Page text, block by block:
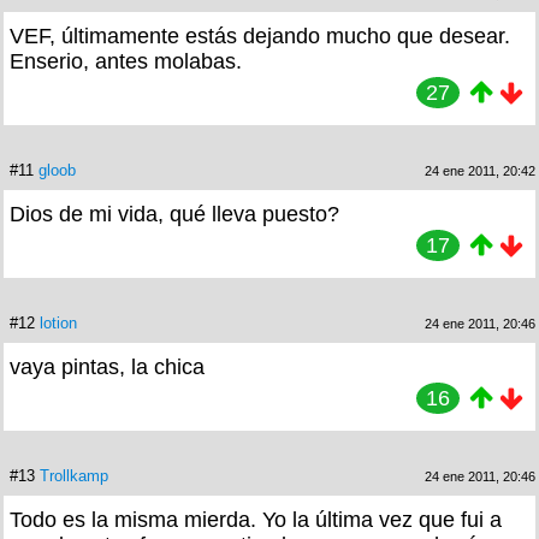
VEF, últimamente estás dejando mucho que desear.
Enserio, antes molabas.
27
#11 gloob 24 ene 2011, 20:42
Dios de mi vida, qué lleva puesto?
17
#12 lotion 24 ene 2011, 20:46
vaya pintas, la chica
16
#13 Trollkamp 24 ene 2011, 20:46
Todo es la misma mierda. Yo la última vez que fui a